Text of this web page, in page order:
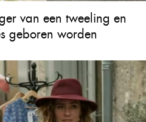
van een tweeling en
geboren worden